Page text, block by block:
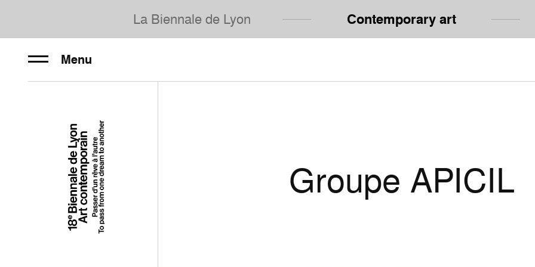
La Biennale de Lyon Contemporary art
Menu
Groupe APICIL